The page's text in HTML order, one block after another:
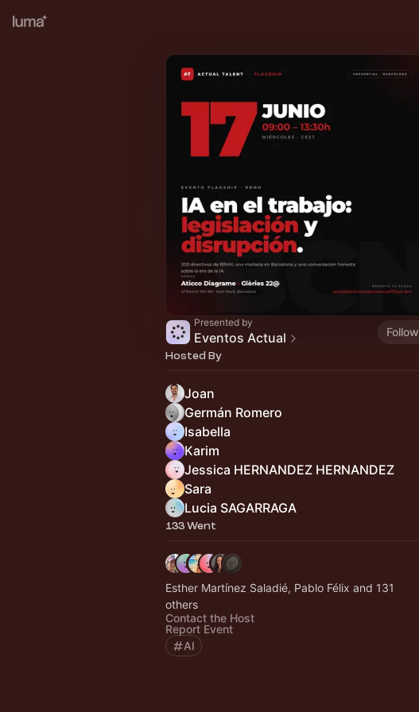
Presented by
Eventos Actual Follow
Hosted By
Joan
Germán Romero
Isabella
Karim
Jessica HERNANDEZ HERNANDEZ
Sara
Lucia SAGARRAGA
133 Went
Esther Martínez Saladié, Pablo Félix and 131
others
Contact the Host
Report Event
AI